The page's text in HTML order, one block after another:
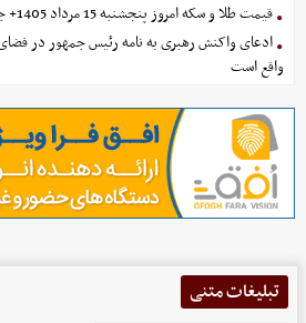
قیمت طلا و سکه امروز پنجشنبه 15 مرداد 1405+ جدول
ادعای واکنش رهبری به نامه رئیس جمهور در
واقع است
تبلیغات متنی